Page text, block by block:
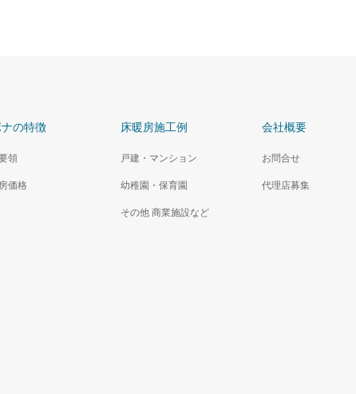
の特徴
領
価格
床暖房施工例
戸建・マンション
幼稚園・保育園
その他 商業施設など
会社概要
お問合せ
代理店募集